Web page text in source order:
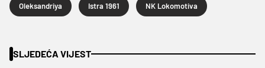
Oleksandriya Istra 1961 NK Lokomotiva
SLJEDEĆA VIJEST